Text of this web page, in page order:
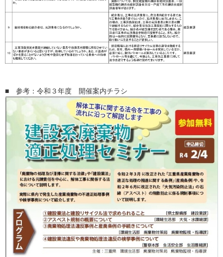
■ 参考：令和３年度 開催案内チラシ